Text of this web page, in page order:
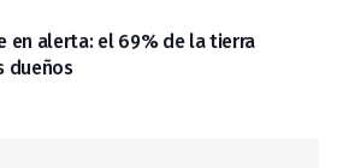
en alerta: el 69% de la tierra
dueños